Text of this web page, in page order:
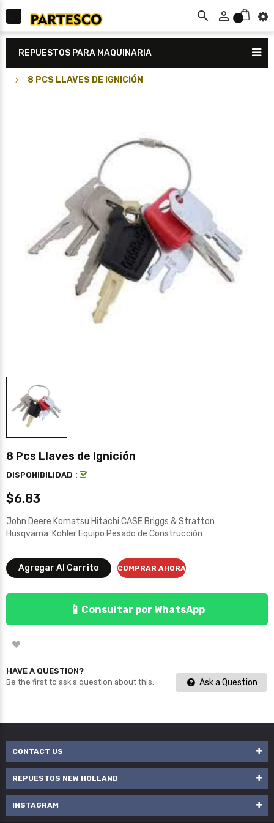
 
REPUESTOS PARA MAQUINARIA
8 PCS LLAVES DE IGNICIÓN
8 Pcs Llaves de Ignición
DISPONIBILIDAD :
$6.83
John Deere Komatsu Hitachi CASE Briggs & Stratton
Husqvarna Kohler Equipo Pesado de Construcción
Agregar Al Carrito COMPRAR AHORA
📱 Consultar por WhatsApp
HAVE A QUESTION?
Be the first to ask a question about this.
Ask a Question
CONTACT US
REPUESTOS NEW HOLLAND
INSTAGRAM